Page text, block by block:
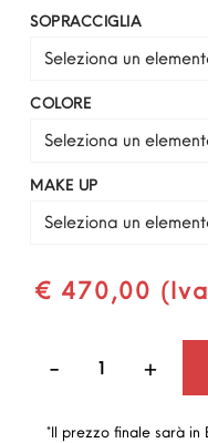
SOPRACCIGLIA
Seleziona un
COLORE
Seleziona un
MAKE UP
Seleziona un
€ 470,00
*Il prezzo finale sarà in